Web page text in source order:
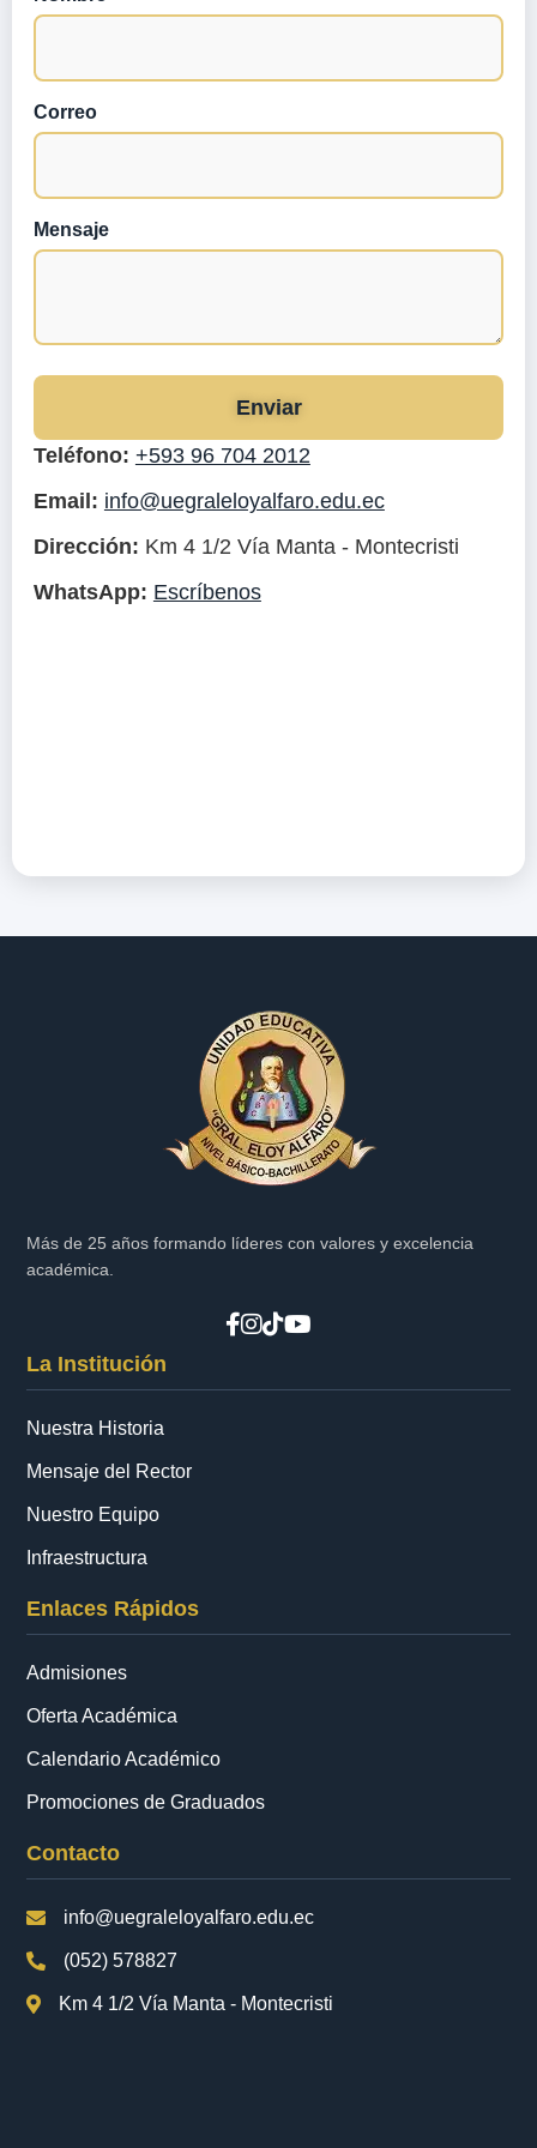
Correo
Mensaje
Enviar
Teléfono: +593 96 704 2012
Email: info@uegraleloyalfaro.edu.ec
Dirección: Km 4 1/2 Vía Manta - Montecristi
WhatsApp: Escríbenos
Más de 25 años formando líderes con valores y excelencia
académica.
La Institución
Nuestra Historia
Mensaje del Rector
Nuestro Equipo
Infraestructura
Enlaces Rápidos
Admisiones
Oferta Académica
Calendario Académico
Promociones de Graduados
Contacto
info@uegraleloyalfaro.edu.ec
(052) 578827
Km 4 1/2 Vía Manta - Montecristi